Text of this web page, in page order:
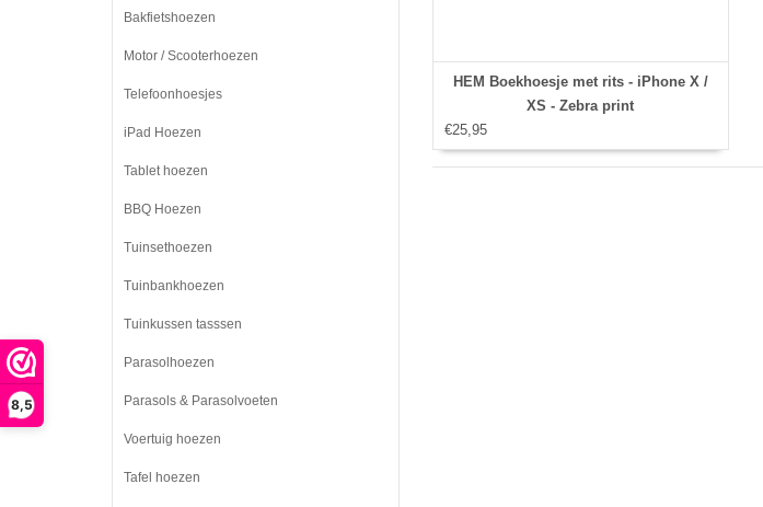
8,5
HEM Boekhoesje met rits - iPhone X /
XS - Zebra print
€25,95
Bakfietshoezen
Motor / Scooterhoezen
Telefoonhoesjes
iPad Hoezen
Tablet hoezen
BBQ Hoezen
Tuinsethoezen
Tuinbankhoezen
Tuinkussen tasssen
Parasolhoezen
Parasols & Parasolvoeten
Voertuig hoezen
Tafel hoezen